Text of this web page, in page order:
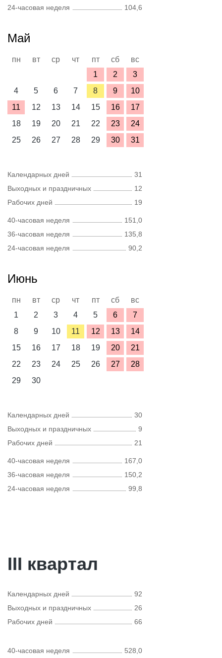
24-часовая неделя
104,6
Май
пн вт ср чт пт сб
вс
1
2
3
4
5 6 7 8 9
10
11
12 13 14 15 16
17
18
19 20 21 22 23
24
25
26 27 28 29 30 31
Календарных дней
31
Выходных и праздничных
12
Рабочих дней
19
40-часовая неделя
151,0
36-часовая неделя
135,8
24-часовая неделя
90,2
Июнь
пн вт ср чт пт сб
вс
1
2 3 4 5 6
7
8
9 10 11 12 13
14
15
16 17 18 19 20
21
22
23 24 25 26 27
28
29
30
Календарных дней
30
Выходных и праздничных
9
Рабочих дней
21
40-часовая неделя
167,0
36-часовая неделя
150,2
24-часовая неделя
99,8
III квартал
Календарных дней
92
Выходных и праздничных
26
Рабочих дней
66
40-часовая неделя 528,0